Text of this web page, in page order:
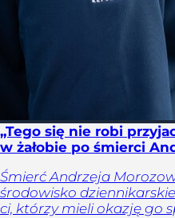
„Tego się nie robi
w żałobie po śmierci
Śmierć Andrzeja
środowisko
ci, którzy mieli okazję go